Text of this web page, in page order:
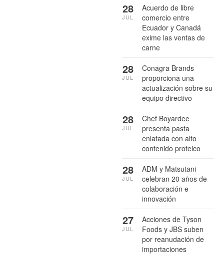
Acuerdo de libre
comercio entre
Ecuador y Canadá
exime las ventas de
carne
28
JUL
Conagra Brands
proporciona una
actualización sobre su
equipo directivo
28
JUL
Chef Boyardee
presenta pasta
enlatada con alto
contenido proteico
28
JUL
ADM y Matsutani
celebran 20 años de
colaboración e
innovación
28
JUL
Acciones de Tyson
Foods y JBS suben
por reanudación de
importaciones
27
JUL